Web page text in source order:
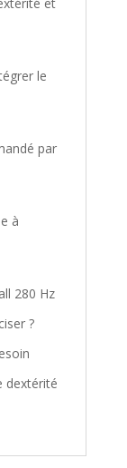
le
par
à
280 Hz
?
dextérité